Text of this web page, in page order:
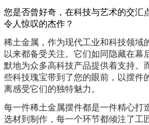
您是否曾好奇，在科技与艺术的交汇
令人惊叹的杰作？
稀土金属，作为现代工业和科技领域
以来都备受关注。它们如同隐藏在幕
默地为众多高科技产品提供着支持。
些科技瑰宝带到了您的眼前，以摆件
离感受它们的独特魅力。
每一件稀土金属摆件都是一件精心打
选材到制作，每一个环节都倾注了工